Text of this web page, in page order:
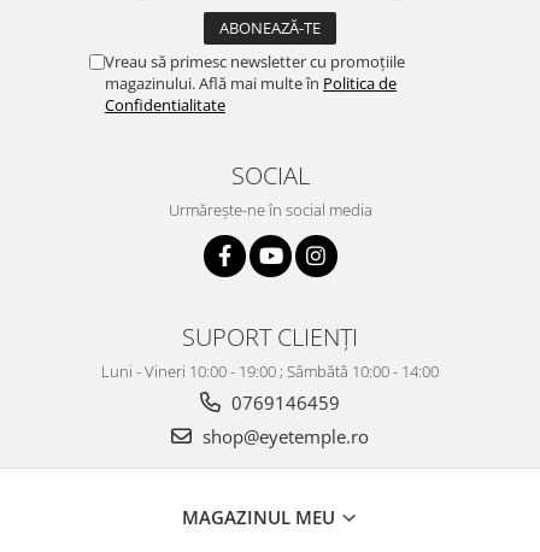
Vreau să primesc newsletter cu promoțiile
magazinului. Află mai multe în Politica de
Confidentialitate
SOCIAL
Urmărește-ne în social media
SUPORT CLIENȚI
Luni - Vineri 10:00 - 19:00 ; Sâmbătă 10:00 - 14:00
0769146459
shop@eyetemple.ro
MAGAZINUL MEU